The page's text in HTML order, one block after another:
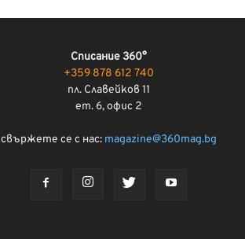
Списание 360°
+359 878 612 740
пл. Славейков 11
ет. 6, офис 2
свържете се с нас: magazine@360mag.bg